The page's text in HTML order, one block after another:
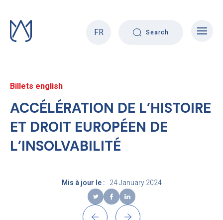
content
FR
Search
Billets english
ACCÉLÉRATION DE L’HISTOIRE
ET DROIT EUROPÉEN DE
L’INSOLVABILITÉ
Mis à jour le : 24 January 2024